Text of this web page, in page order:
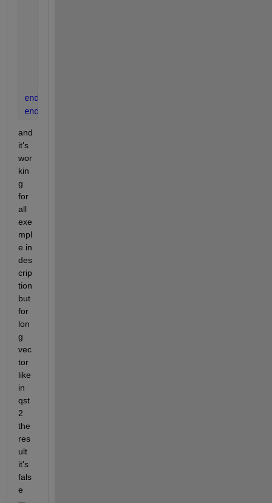
end
end
and
it's
wor
kin
g
for
all
exe
mpl
e in
des
crip
tion
but
for
lon
g
vec
tor
like
in
qst
2
the
res
ult
it's
fals
e